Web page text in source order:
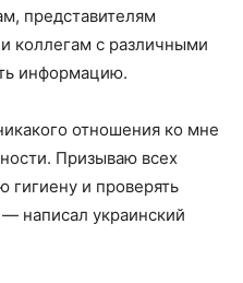
представителям
коллегам с различными
информацию.
отношения ко мне
Призываю всех
и проверять
написал украинский